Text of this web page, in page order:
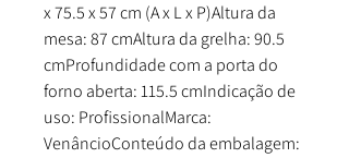
x 75.5 x 57 cm (A x L x P)Altura da
mesa: 87 cmAltura da grelha: 90.5
cmProfundidade com a porta do
forno aberta: 115.5 cmIndicação de
uso: ProfissionalMarca:
VenâncioConteúdo da embalagem: